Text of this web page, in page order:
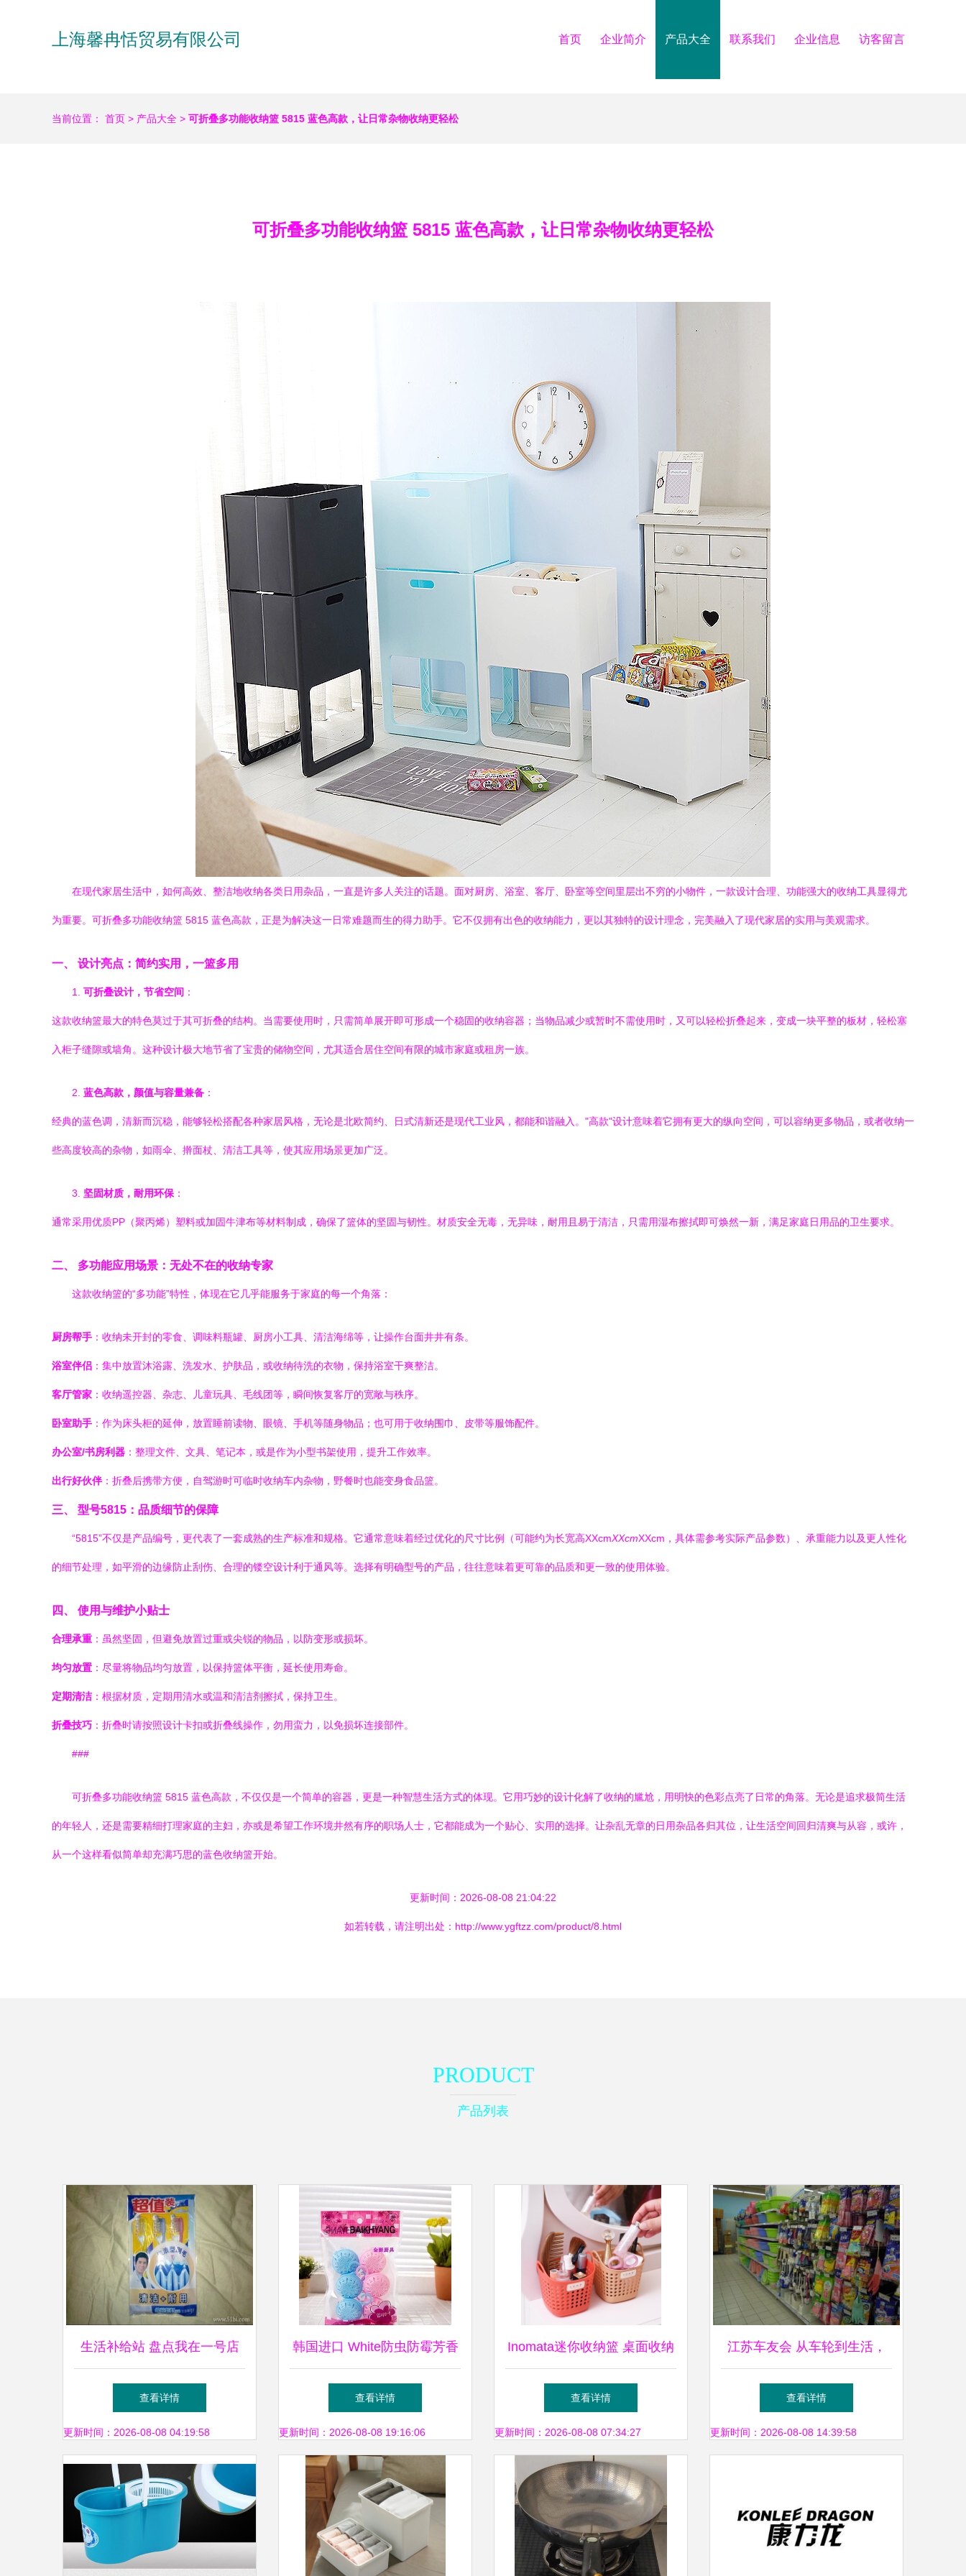
上海馨冉恬贸易有限公司 首页 企业简介 产品大全 联系我们 企业信息 访客留言
当前位置： 首页 > 产品大全 > 可折叠多功能收纳篮 5815 蓝色高款，让日常杂物收纳更轻松
可折叠多功能收纳篮 5815 蓝色高款，让日常杂物收纳更轻松
在现代家居生活中，如何高效、整洁地收纳各类日用杂品，一直是许多人关注的话题。面对厨房、浴室、客厅、卧室等空间里层出不穷的小物件，一款设计合理、功能强大的收纳工具显得尤
为重要。可折叠多功能收纳篮 5815 蓝色高款，正是为解决这一日常难题而生的得力助手。它不仅拥有出色的收纳能力，更以其独特的设计理念，完美融入了现代家居的实用与美观需求。
一、 设计亮点：简约实用，一篮多用
1. 可折叠设计，节省空间 ：
这款收纳篮最大的特色莫过于其可折叠的结构。当需要使用时，只需简单展开即可形成一个稳固的收纳容器；当物品减少或暂时不需使用时，又可以轻松折叠起来，变成一块平整的板材，轻松塞
入柜子缝隙或墙角。这种设计极大地节省了宝贵的储物空间，尤其适合居住空间有限的城市家庭或租房一族。
2. 蓝色高款，颜值与容量兼备 ：
经典的蓝色调，清新而沉稳，能够轻松搭配各种家居风格，无论是北欧简约、日式清新还是现代工业风，都能和谐融入。"高款"设计意味着它拥有更大的纵向空间，可以容纳更多物品，或者收纳一
些高度较高的杂物，如雨伞、擀面杖、清洁工具等，使其应用场景更加广泛。
3. 坚固材质，耐用环保 ：
通常采用优质PP（聚丙烯）塑料或加固牛津布等材料制成，确保了篮体的坚固与韧性。材质安全无毒，无异味，耐用且易于清洁，只需用湿布擦拭即可焕然一新，满足家庭日用品的卫生要求。
二、 多功能应用场景：无处不在的收纳专家
这款收纳篮的“多功能”特性，体现在它几乎能服务于家庭的每一个角落：
厨房帮手 ：收纳未开封的零食、调味料瓶罐、厨房小工具、清洁海绵等，让操作台面井井有条。
浴室伴侣 ：集中放置沐浴露、洗发水、护肤品，或收纳待洗的衣物，保持浴室干爽整洁。
客厅管家 ：收纳遥控器、杂志、儿童玩具、毛线团等，瞬间恢复客厅的宽敞与秩序。
卧室助手 ：作为床头柜的延伸，放置睡前读物、眼镜、手机等随身物品；也可用于收纳围巾、皮带等服饰配件。
办公室/书房利器 ：整理文件、文具、笔记本，或是作为小型书架使用，提升工作效率。
出行好伙伴：折叠后携带方便，自驾游时可临时收纳车内杂物，野餐时也能变身食品篮。
三、 型号5815：品质细节的保障
“5815”不仅是产品编号，更代表了一套成熟的生产标准和规格。它通常意味着经过优化的尺寸比例（可能约为长宽高XXcmXXcmXXcm，具体需参考实际产品参数）、承重能力以及更人性化
的细节处理，如平滑的边缘防止刮伤、合理的镂空设计利于通风等。选择有明确型号的产品，往往意味着更可靠的品质和更一致的使用体验。
四、 使用与维护小贴士
合理承重 ：虽然坚固，但避免放置过重或尖锐的物品，以防变形或损坏。
均匀放置 ：尽量将物品均匀放置，以保持篮体平衡，延长使用寿命。
定期清洁 ：根据材质，定期用清水或温和清洁剂擦拭，保持卫生。
折叠技巧 ：折叠时请按照设计卡扣或折叠线操作，勿用蛮力，以免损坏连接部件。
###
可折叠多功能收纳篮 5815 蓝色高款，不仅仅是一个简单的容器，更是一种智慧生活方式的体现。它用巧妙的设计化解了收纳的尴尬，用明快的色彩点亮了日常的角落。无论是追求极简生活
的年轻人，还是需要精细打理家庭的主妇，亦或是希望工作环境井然有序的职场人士，它都能成为一个贴心、实用的选择。让杂乱无章的日用杂品各归其位，让生活空间回归清爽与从容，或许，
从一个这样看似简单却充满巧思的蓝色收纳篮开始。
更新时间：2026-08-08 21:04:22
如若转载，请注明出处：http://www.ygftzz.com/product/8.html
PRODUCT
产品列表
生活补给站 盘点我在一号店
购入的日常实用好物
查看详情
更新时间：2026-08-08 04:19:58
韩国进口 White防虫防霉芳香
剂 多功能家居守护神
查看详情
更新时间：2026-08-08 19:16:06
Inomata迷你收纳篮 桌面收纳
的红色艺术
查看详情
更新时间：2026-08-08 07:34:27
江苏车友会 从车轮到生活，
日用杂品的别样精彩
查看详情
更新时间：2026-08-08 14:39:58